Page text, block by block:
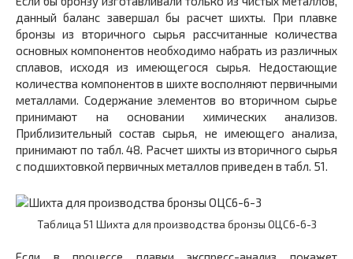
данный баланс завершал бы расчет шихты. При плавке
бронзы из вторичного сырья рассчитанные количества
основных компонентов необходимо набрать из различных
сплавов, исходя из имеющегося сырья. Недостающие
количества компонентов в шихте восполняют первичными
металлами. Содержание элементов во вторичном сырье
принимают на основании химических анализов.
Приблизительный состав сырья, не имеющего анализа,
принимают по табл. 48. Расчет шихты из вторичного сырья
с подшихтовкой первичных металлов приведен в табл. 51.
Таблица 51 Шихта для производства бронзы ОЦС6-6-3